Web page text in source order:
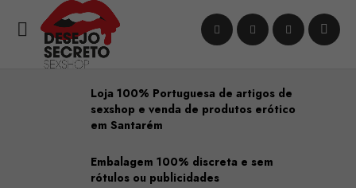

Loja 100% Portuguesa de artigos de
sexshop e venda de produtos erótico
em Santarém
Embalagem 100% discreta e sem
rótulos ou publicidades